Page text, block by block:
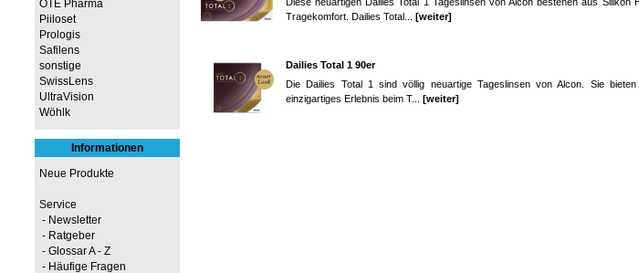
OTÉ Pharma
Piiloset
Prologis
Safilens
sonstige
SwissLens
UltraVision
Wöhlk
Informationen
Neue Produkte
Service
- Newsletter
- Ratgeber
- Glossar A - Z
- Häufige Fragen
Tragekomfort. Dailies Total... [weiter]
Dailies Total 1 90er
Die Dailies Total 1 sind völlig neuartige Tageslinsen von Alcon. Sie
einzigartiges Erlebnis beim T... [weiter]